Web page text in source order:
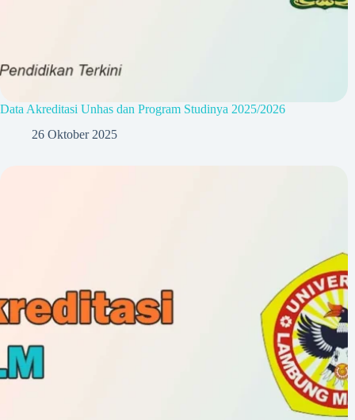
Data Akreditasi Unhas dan Program Studinya 2025/2026
26 Oktober 2025